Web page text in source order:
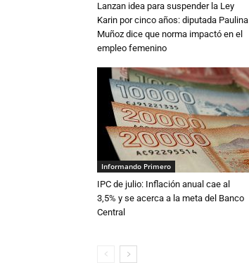
Lanzan idea para suspender la Ley
Karin por cinco años: diputada Paulina
Muñoz dice que norma impactó en el
empleo femenino
Informando Primero
IPC de julio: Inflación anual cae al
3,5% y se acerca a la meta del Banco
Central